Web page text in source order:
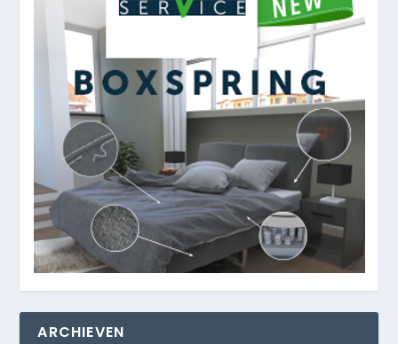
ARCHIEVEN